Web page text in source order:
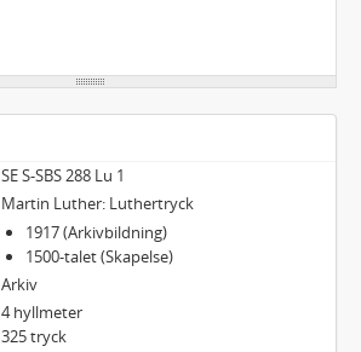
SE S-SBS 288 Lu 1
Martin Luther: Luthertryck
1917 (Arkivbildning)
1500-talet (Skapelse)
Arkiv
4 hyllmeter
325 tryck